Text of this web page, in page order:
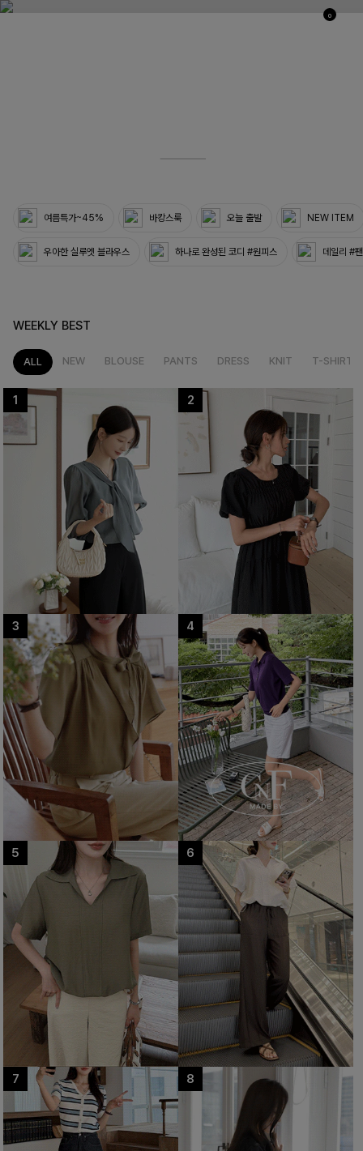
0
여름특가~45% 바캉스룩 오늘 출발 NEW ITEM
우아한 실루엣 블라우스 하나로 완성된 코디 #원피스 데일리 #
WEEKLY BEST
ALL NEW BLOUSE PANTS DRESS KNIT T-SHIRT